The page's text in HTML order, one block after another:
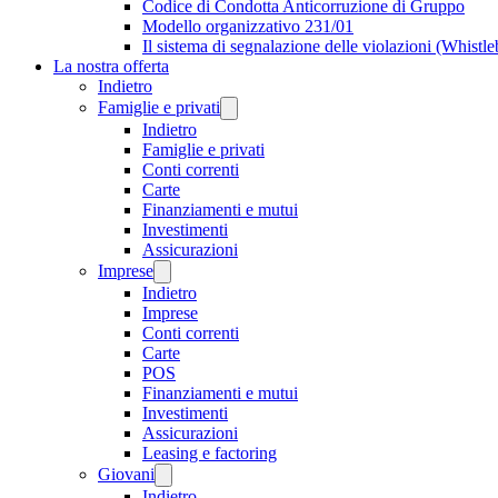
Codice di Condotta Anticorruzione di Gruppo
Modello organizzativo 231/01
Il sistema di segnalazione delle violazioni
La nostra offerta
Indietro
Famiglie e privati
Indietro
Famiglie e privati
Conti correnti
Carte
Finanziamenti e mutui
Investimenti
Assicurazioni
Imprese
Indietro
Imprese
Conti correnti
Carte
POS
Finanziamenti e mutui
Investimenti
Assicurazioni
Leasing e factoring
Giovani